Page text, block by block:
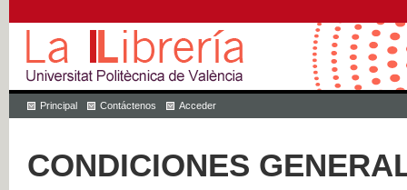
Principal Contáctenos Acceder
CONDICIONES